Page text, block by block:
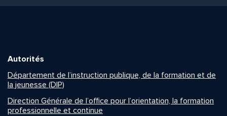
Autorités
Département de l’instruction publique, de la formation et de
la jeunesse (DIP)
Direction Générale de l’office pour l’orientation, la formation
professionnelle et continue